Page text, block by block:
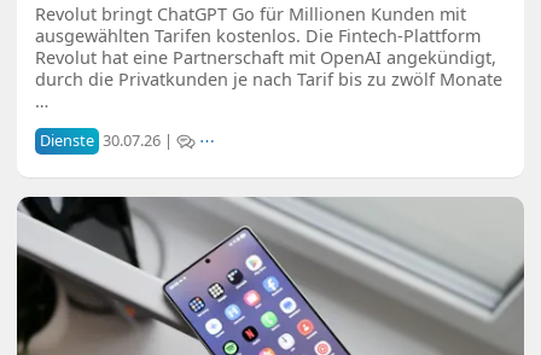
Revolut bringt ChatGPT Go für Millionen Kunden mit
ausgewählten Tarifen kostenlos. Die Fintech-Plattform
Revolut hat eine Partnerschaft mit OpenAI angekündigt,
durch die Privatkunden je nach Tarif bis zu zwölf Monate
…
Dienste 30.07.26 | ⋯